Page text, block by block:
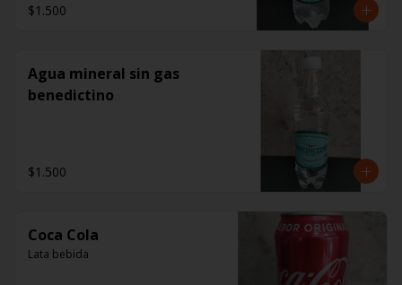
$1.500
Agua mineral sin gas
benedictino
$1.500
Coca Cola
Lata bebida